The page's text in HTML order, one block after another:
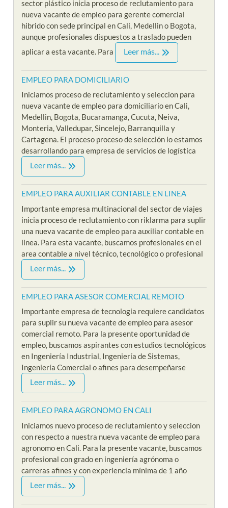
sector plástico inicia proceso de reclutamiento para
nueva vacante de empleo para gerente comercial
hibrido con sede principal en Cali, Medellin o Bogota,
aunque profesionales dispuestos a traslado pueden
aplicar a esta vacante. Para
Leer más...
EMPLEO PARA DOMICILIARIO
Iniciamos proceso de reclutamiento y seleccion para
nueva vacante de empleo para domiciliario en Cali,
Medellin, Bogota, Bucaramanga, Cucuta, Neiva,
Monteria, Valledupar, Sincelejo, Barranquilla y
Cartagena. El proceso proceso de selección lo estamos
desarrollando para empresa de servicios de logística
Leer más...
EMPLEO PARA AUXILIAR CONTABLE EN LINEA
Importante empresa multinacional del sector de viajes
inicia proceso de reclutamiento con riklarma para suplir
una nueva vacante de empleo para auxiliar contable en
linea. Para esta vacante, buscamos profesionales en el
area contable a nivel técnico, tecnológico o profesional
Leer más...
EMPLEO PARA ASESOR COMERCIAL REMOTO
Importante empresa de tecnologia requiere candidatos
para suplir su nueva vacante de empleo para asesor
comercial remoto. Para la presente oportunidad de
empleo, buscamos aspirantes con estudios tecnológicos
en Ingeniería Industrial, Ingeniería de Sistemas,
Ingeniería Comercial o afines para desempeñarse
Leer más...
EMPLEO PARA AGRONOMO EN CALI
Iniciamos nuevo proceso de reclutamiento y seleccion
con respecto a nuestra nueva vacante de empleo para
agronomo en Cali. Para la presente vacante, buscamos
profesional con grado en ingeniería agrónoma o
carreras afines y con experiencia mínima de 1 año
Leer más...